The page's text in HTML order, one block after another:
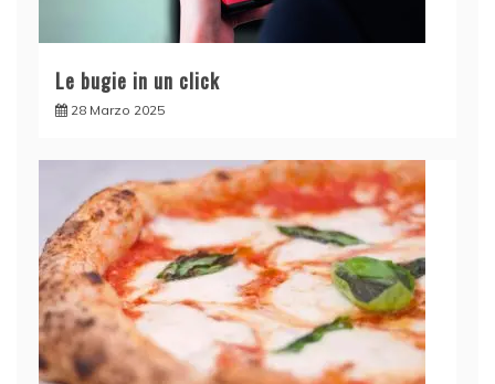
Le bugie in un click
28 Marzo 2025